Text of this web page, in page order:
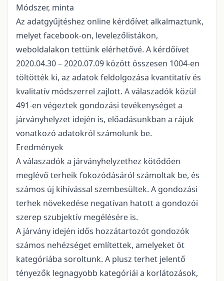
Módszer, minta
Az adatgyűjtéshez online kérdőívet alkalmaztunk,
melyet facebook-on, levelezőlistákon,
weboldalakon tettünk elérhetővé. A kérdőívet
2020.04.30 – 2020.07.09 között összesen 1004-en
töltötték ki, az adatok feldolgozása kvantitatív és
kvalitatív módszerrel zajlott. A válaszadók közül
491-en végeztek gondozási tevékenységet a
járványhelyzet idején is, előadásunkban a rájuk
vonatkozó adatokról számolunk be.
Eredmények
A válaszadók a járványhelyzethez kötődően
meglévő terheik fokozódásáról számoltak be, és
számos új kihívással szembesültek. A gondozási
terhek növekedése negatívan hatott a gondozói
szerep szubjektív megélésére is.
A járvány idején idős hozzátartozót gondozók
számos nehézséget említettek, amelyeket öt
kategóriába soroltunk. A plusz terhet jelentő
tényezők legnagyobb kategóriái a korlátozások,